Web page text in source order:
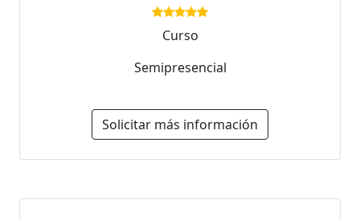
Curso
Semipresencial
Solicitar más información